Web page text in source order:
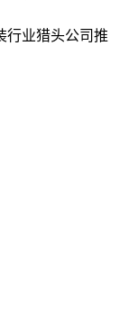
行业猎头公司推